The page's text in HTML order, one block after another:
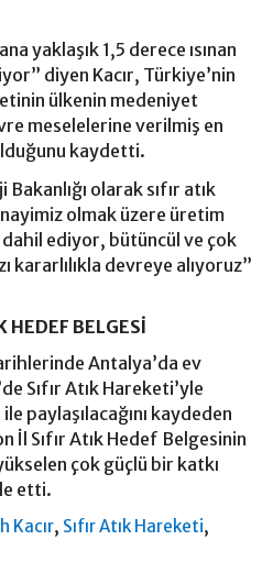
yaklaşık 1,5 derece ısınan
diyen Kacır, Türkiye’nin
ülkenin medeniyet
meselelerine verilmiş en
kaydetti.
olarak sıfır atık
olmak üzere üretim
ediyor, bütüncül ve çok
kararlılıkla devreye alıyoruz”
HEDEF BELGESİ
Antalya’da ev
Sıfır Atık Hareketi’yle
paylaşılacağını kaydeden
İl Sıfır Atık Hedef Belgesinin
çok güçlü bir katkı
etti.
Kacır, Sıfır Atık Hareketi,